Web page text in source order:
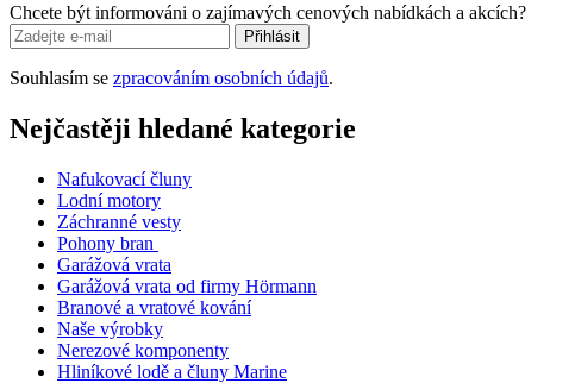
Chcete být informováni o zajímavých cenových nabídkách a akcích?
Přihlásit
Souhlasím se zpracováním osobních údajů.
Nejčastěji hledané kategorie
Nafukovací čluny
Lodní motory
Záchranné vesty
Pohony bran
Garážová vrata
Garážová vrata od firmy Hörmann
Branové a vratové kování
Naše výrobky
Nerezové komponenty
Hliníkové lodě a čluny Marine